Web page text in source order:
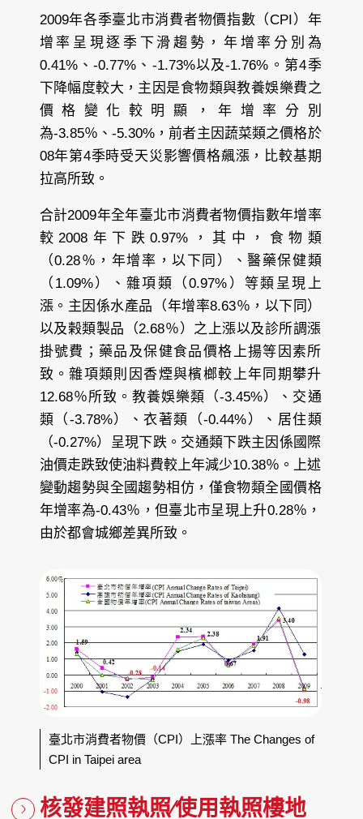
2009年各季臺北市消費者物價指數（CPI）年
增率呈現逐季下滑趨勢，年增率分別為
0.41%、-0.77%、-1.73%以及-1.76%。第4季
下降幅度較大，主因是食物類與教養娛樂費之
價格變化較明顯，年增率分別
為-3.85％、-5.30%，前者主因蔬菜類之價格於
08年第4季時受天災影響價格飆漲，比較基期
拉高所致。
合計2009年全年臺北市消費者物價指數年增率
較2008年下跌0.97%，其中，食物類
（0.28％，年增率，以下同）、醫藥保健類
（1.09%）、雜項類（0.97%）等類呈現上
漲。主因係水產品（年增率8.63％，以下同）
以及榖類製品（2.68％）之上漲以及診所調漲
掛號費；藥品及保健食品價格上揚等因素所
致。雜項類則因香煙與檳榔較上年同期攀升
12.68％所致。教養娛樂類（-3.45%）、交通
類（-3.78%）、衣著類（-0.44%）、居住類
（-0.27%）呈現下跌。交通類下跌主因係國際
油價走跌致使油料費較上年減少10.38％。上述
變動趨勢與全國趨勢相仿，僅食物類全國價格
年增率為-0.43％，但臺北市呈現上升0.28％，
由於都會城鄉差異所致。
臺北市消費者物價（CPI）上漲率 The Changes of
CPI in Taipei area
核發建照執照∕使用執照樓地